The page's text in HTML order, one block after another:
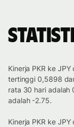
Kinerja PKR ke
tertinggi 0,5898
rata 30 hari adalah
adalah -2.75.
Kinerja PKR ke